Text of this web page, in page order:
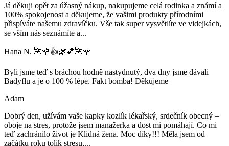
Já děkuji opět za úžasný nákup, nakupujeme celá rodinka a známí a
100% spokojenost a děkujeme, že vašimi produkty přírodními
přispíváte našemu zdravíčku. Vše tak super vysvětlíte ve videjkách,
se vším nás seznámíte a...
Hana N. 🌺🌹👍🌿💕🌺🌹
Byli jsme teď s bráchou hodně nastydnutý, dva dny jsme dávali
Badyflu a je o 100 % lépe. Fakt bomba! Děkujeme
Adam
Dobrý den, užívám vaše kapky kozlík lékařský, srdečník obecný –
oboje na stres, protože jsem manažerka a dost mi pomáhají. Co mi
teď zachránilo život je Klidná žena. Moc díky!!! Měla jsem od
začátku roku tolik stresu,...